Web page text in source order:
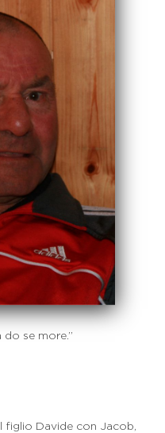
se more.’’
figlio Davide con Jacob,